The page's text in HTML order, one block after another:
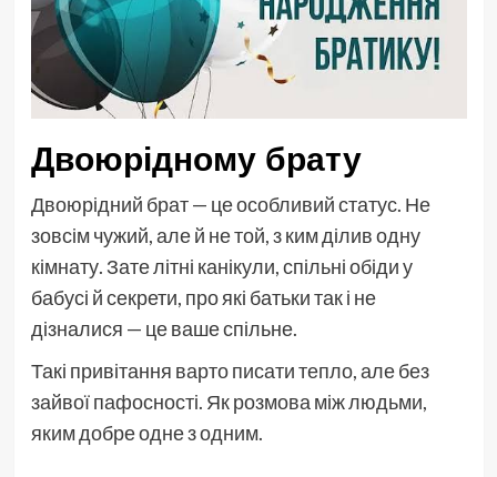
Двоюрідному брату
Двоюрідний брат — це особливий статус. Не
зовсім чужий, але й не той, з ким ділив одну
кімнату. Зате літні канікули, спільні обіди у
бабусі й секрети, про які батьки так і не
дізналися — це ваше спільне.
Такі привітання варто писати тепло, але без
зайвої пафосності. Як розмова між людьми,
яким добре одне з одним.